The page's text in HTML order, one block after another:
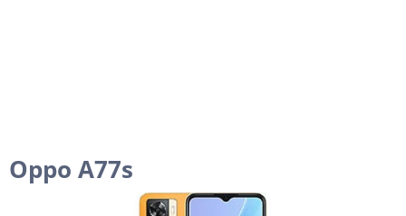
Oppo A77s